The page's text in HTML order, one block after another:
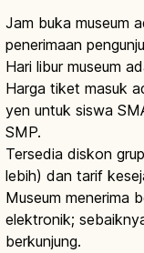
Jam buka museum
penerimaan
Hari libur museum
Harga tiket masuk
yen untuk siswa
SMP.
Tersedia diskon
lebih) dan tarif
Museum menerima
elektronik;
berkunjung.